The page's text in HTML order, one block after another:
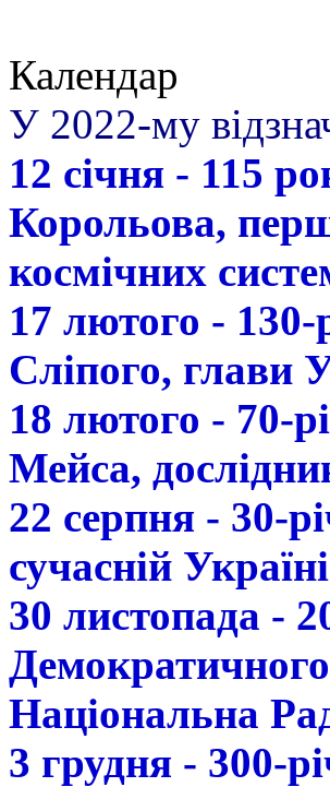
Календар
У 2022-му
12 січня - 115
Корольова,
космічних
17 лютого -
Сліпого, глави
18 лютого - 70-
Мейса,
22 серпня - 30-
сучасній Україні
30 листопада -
Національна
3 грудня - 300-